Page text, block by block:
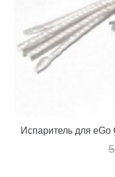
Испаритель для